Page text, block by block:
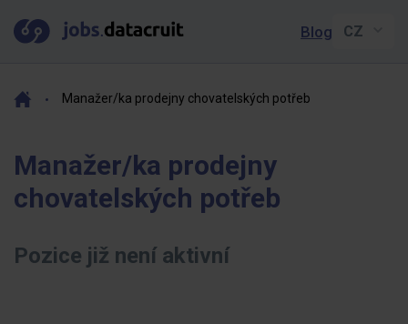
Blog
Manažer/ka prodejny chovatelských potřeb
Manažer/ka prodejny
chovatelských potřeb
Pozice již není aktivní